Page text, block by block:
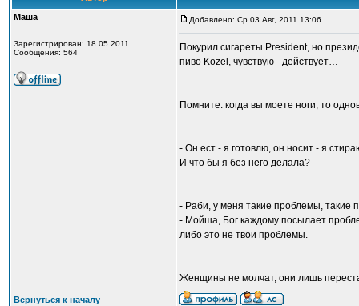
Маша
Зарегистрирован: 18.05.2011
Сообщения: 564
Добавлено: Ср 03 Авг, 2011 13:06
Покурил сигареты President, но
пиво Kozel, чувствую - действует…
Помните: когда вы моете ноги, то
- Он ест - я готовлю, он носит - я
И что бы я без него делала?
- Раби, у меня такие проблемы, такие
- Мойша, Бог каждому посылает
либо это не твои проблемы.
Женщины не молчат, они лишь
Вернуться к началу